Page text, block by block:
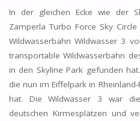
In der gleichen Ecke wie der
Zamperla Turbo Force Sky
Wildwasserbahn Wildwasser 3
transportable Wildwasserbahn
in den Skyline Park gefunden
die nun im Eiffelpark in
hat. Die Wildwasser 3 war
deutschen Kirmesplätzen und